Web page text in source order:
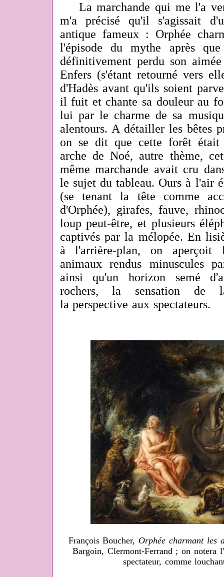
La marchande qui me l'a
m'a précisé qu'il s'agissait
antique fameux : Orphée
l'épisode du mythe après
définitivement perdu son
Enfers (s'étant retourné vers
d'Hadès avant qu'ils soient
il fuit et chante sa douleur au
lui par le charme de sa
alentours. A détailler les bêtes
on se dit que cette forêt était
arche de Noé, autre thème,
même marchande avait cru
le sujet du tableau. Ours à l'air
(se tenant la tête comme
d'Orphée), girafes, fauve,
loup peut-être, et plusieurs
captivés par la mélopée. En
à l'arrière-plan, on aperçoit
animaux rendus minuscules
ainsi qu'un horizon semé
rochers, la sensation de
la perspective aux spectateurs.
François Boucher, Orphée charmant les
Bargoin, Clermont-Ferrand ; on notera
spectateur, comme